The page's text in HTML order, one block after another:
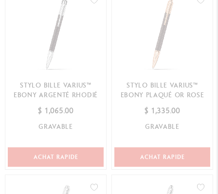
STYLO BILLE VARIUS™
EBONY ARGENTÉ RHODIÉ
$ 1,065.00
GRAVABLE
ACHAT RAPIDE
STYLO BILLE VARIUS™
EBONY PLAQUÉ OR ROSE
$ 1,335.00
GRAVABLE
ACHAT RAPIDE